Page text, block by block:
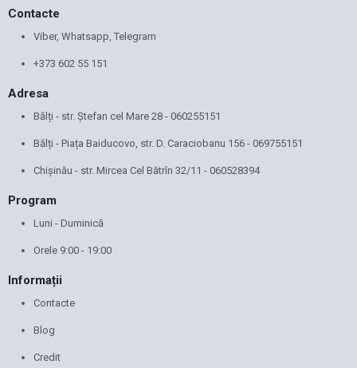
Contacte
Viber, Whatsapp, Telegram
+373 602 55 151
Adresa
Bălți - str. Ștefan cel Mare 28 - 060255151
Bălți - Piața Baiducovo, str. D. Caraciobanu 156 - 069755151
Chișinău - str. Mircea Cel Bătrîn 32/11 - 060528394
Program
Luni - Duminică
Orele 9:00 - 19:00
Informații
Contacte
Blog
Credit